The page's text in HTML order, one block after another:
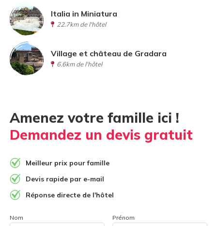
Italia in Miniatura
22.7km de l'hôtel
Village et château de Gradara
6.6km de l'hôtel
Amenez votre famille ici !
Demandez un devis gratuit
Meilleur prix pour famille
Devis rapide par e-mail
Réponse directe de l'hôtel
Nom Prénom